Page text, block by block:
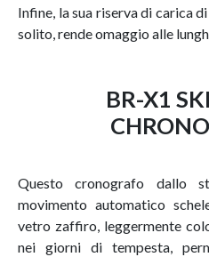
Infine, la sua riserva di carica
solito, rende omaggio alle
BR-X1
Questo cronografo dallo
movimento automatico
vetro zaffiro, leggermente
nei giorni di tempesta,